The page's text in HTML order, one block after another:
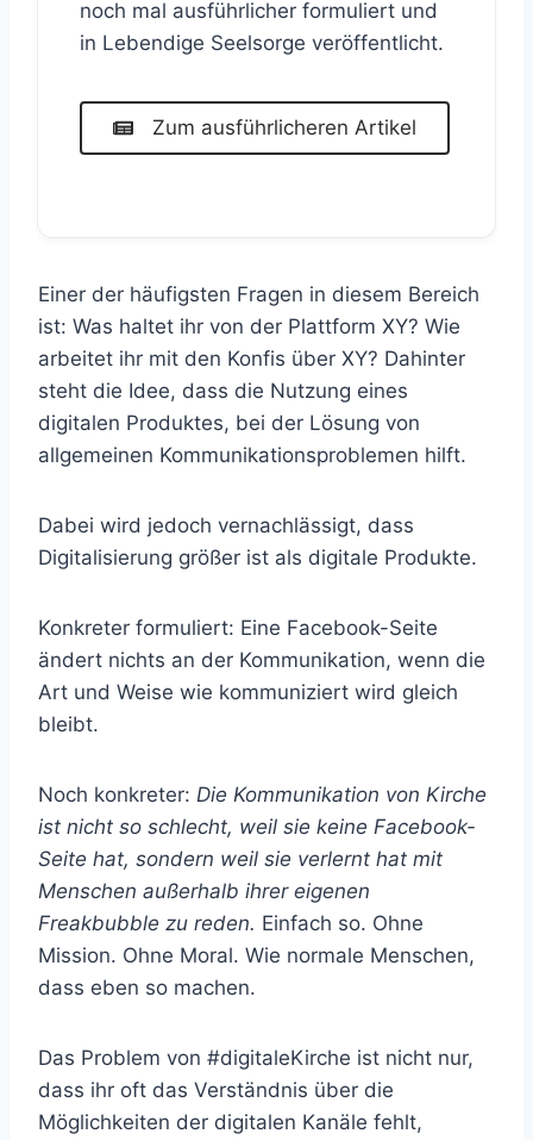
noch mal ausführlicher formuliert und
in Lebendige Seelsorge veröffentlicht.
Zum ausführlicheren Artikel
Einer der häufigsten Fragen in diesem Bereich
ist: Was haltet ihr von der Plattform XY? Wie
arbeitet ihr mit den Konfis über XY? Dahinter
steht die Idee, dass die Nutzung eines
digitalen Produktes, bei der Lösung von
allgemeinen Kommunikationsproblemen hilft.
Dabei wird jedoch vernachlässigt, dass
Digitalisierung größer ist als digitale Produkte.
Konkreter formuliert: Eine Facebook-Seite
ändert nichts an der Kommunikation, wenn die
Art und Weise wie kommuniziert wird gleich
bleibt.
Noch konkreter: Die Kommunikation von Kirche
ist nicht so schlecht, weil sie keine Facebook-
Seite hat, sondern weil sie verlernt hat mit
Menschen außerhalb ihrer eigenen
Freakbubble zu reden. Einfach so. Ohne
Mission. Ohne Moral. Wie normale Menschen,
dass eben so machen.
Das Problem von #digitaleKirche ist nicht nur,
dass ihr oft das Verständnis über die
Möglichkeiten der digitalen Kanäle fehlt,